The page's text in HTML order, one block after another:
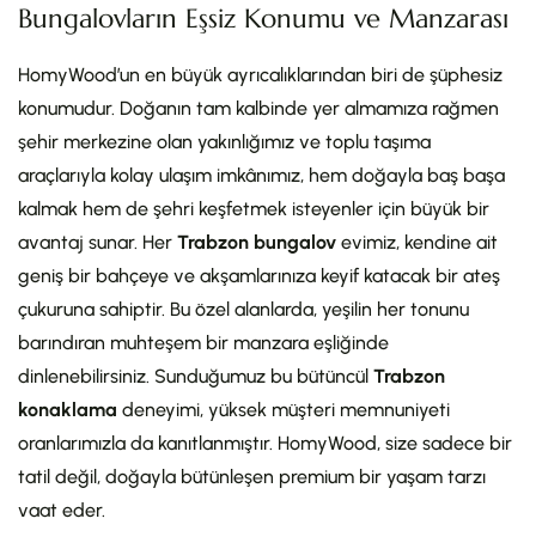
Bungalovların Eşsiz Konumu ve Manzarası
HomyWood’un en büyük ayrıcalıklarından biri de şüphesiz
konumudur. Doğanın tam kalbinde yer almamıza rağmen
şehir merkezine olan yakınlığımız ve toplu taşıma
araçlarıyla kolay ulaşım imkânımız, hem doğayla baş başa
kalmak hem de şehri keşfetmek isteyenler için büyük bir
avantaj sunar. Her Trabzon bungalov evimiz, kendine ait
geniş bir bahçeye ve akşamlarınıza keyif katacak bir ateş
çukuruna sahiptir. Bu özel alanlarda, yeşilin her tonunu
barındıran muhteşem bir manzara eşliğinde
dinlenebilirsiniz. Sunduğumuz bu bütüncül Trabzon
konaklama deneyimi, yüksek müşteri memnuniyeti
oranlarımızla da kanıtlanmıştır. HomyWood, size sadece bir
tatil değil, doğayla bütünleşen premium bir yaşam tarzı
vaat eder.